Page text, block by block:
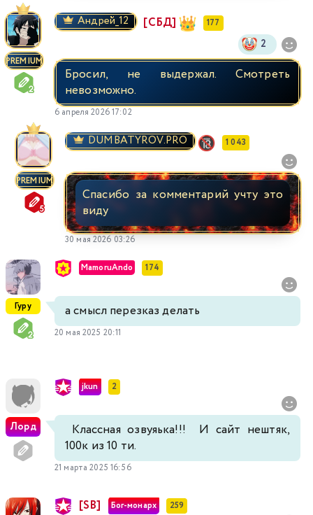
PREMIUM
Андрей_12 [СБД] 177
2
Бросил, не выдержал. Смотреть
невозможно.
6 апреля 2026 17:02
PREMIUM
DUMBATYROV.PRO 1 043
Спасибо за комментарий учту это
виду
30 мая 2026 03:26
Гуру
MamoruAndo 174
а смысл перезказ делать
20 мая 2025 20:11
Лорд
jkun 2
Классная озвуяька!!! И сайт нештяк,
100к из 10 ти.
21 марта 2025 16:56
[SB] Бог-монарх 259